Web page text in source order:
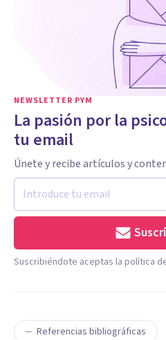
NEWSLETTER PYM
La pasión por la
tu email
Únete y recibe artículos y
Suscribiéndote aceptas la política
Referencias bibliográficas